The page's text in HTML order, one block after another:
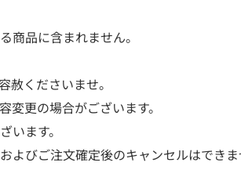
品に含まれません。
くださいませ。
更の場合がございます。
ます。
よびご注文確定後のキャンセルはでき